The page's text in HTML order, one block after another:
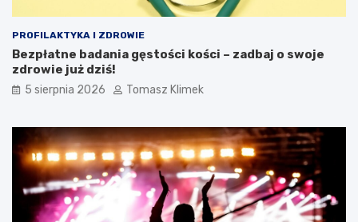
PROFILAKTYKA I ZDROWIE
Bezpłatne badania gęstości kości – zadbaj o swoje
zdrowie już dziś!
5 sierpnia 2026 Tomasz Klimek